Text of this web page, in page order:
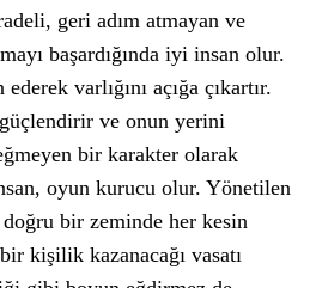
geri adım atmayan ve
başardığında iyi insan olur.
varlığını açığa çıkartır.
güçlendirir ve onun yerini
bir karakter olarak
oyun kurucu olur. Yönetilen
bir zeminde her kesin
kişilik kazanacağı vasatı